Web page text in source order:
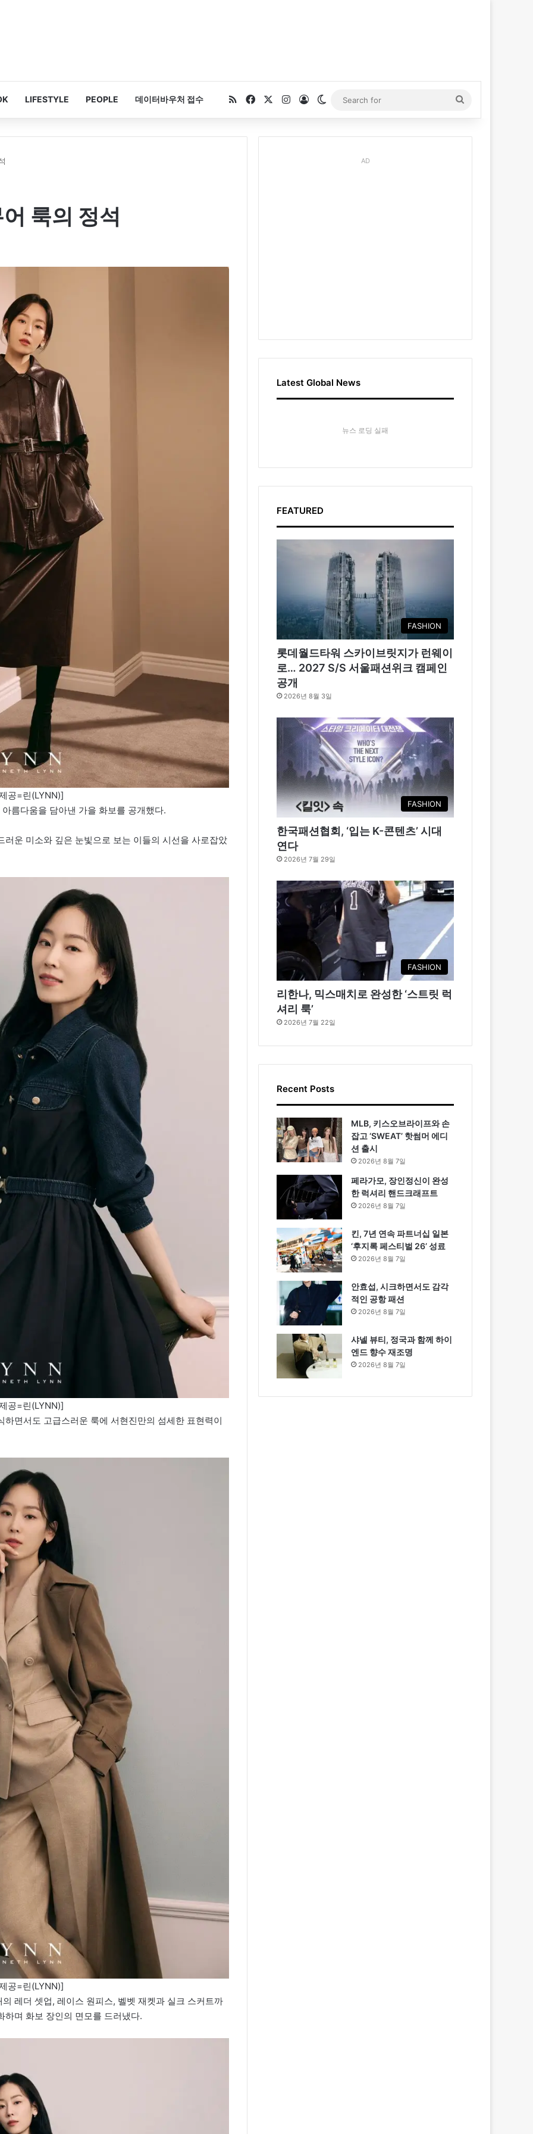
LIFESTYLE PEOPLE 데이터바우처 접수 RSSFacebookInstagram
Log InSwitch skin
for
룩의 정석
공=린(LYNN)]
름다움을 담아낸 가을 화보를 공개했다.
운 미소와 깊은 눈빛으로 보는 이들의 시선을 사로잡았
공=린(LYNN)]
면서도 고급스러운 룩에 서현진만의 섬세한 표현력이
공=린(LYNN)]
레더 셋업, 레이스 원피스, 벨벳 재켓과 실크 스커트까
며 화보 장인의 면모를 드러냈다.
AD
Latest Global News
뉴스 로딩 실패
FEATURED
FASHION
롯데월드타워 스카이브릿지가 런웨이
로… 2027 S/S 서울패션위크 캠페인
공개
2026년 8월 3일
FASHION
한국패션협회, ‘입는 K-콘텐츠’ 시대
연다
2026년 7월 29일
FASHION
리한나, 믹스매치로 완성한 ‘스트릿 럭
셔리 룩’
2026년 7월 22일
Recent Posts
MLB, 키스오브라이프와 손
잡고 ‘SWEAT’ 핫썸머 에디
션 출시
2026년 8월 7일
페라가모, 장인정신이 완성
한 럭셔리 핸드크래프트
2026년 8월 7일
킨, 7년 연속 파트너십 일본
‘후지록 페스티벌 26’ 성료
2026년 8월 7일
안효섭, 시크하면서도 감각
적인 공항 패션
2026년 8월 7일
샤넬 뷰티, 정국과 함께 하이
엔드 향수 재조명
2026년 8월 7일